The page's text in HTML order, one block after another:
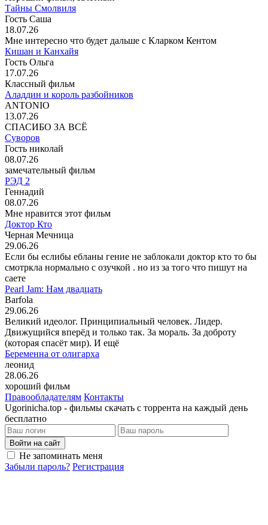
Тайны Смолвиля
Гость Саша
18.07.26
Мне интересно что будет дальше с Кларком Кентом
Кишан и Канхайя
Гость Ольга
17.07.26
Классный фильм
Аладдин и король разбойников
ANTONIO
13.07.26
СПАСИБО ЗА ВСЁ
Суворов
Гость николай
08.07.26
замечательный фильм
РЭД 2
Геннадий
08.07.26
Мне нравится этот фильм
Доктор Кто
Черная Мечница
29.06.26
Если бы еслибы ебланы гение не заблокали доктор кто то бы
смотркла нормально с озучкой . но из за того что пишут на
саете
Pearl Jam: Нам двадцать
Barfola
29.06.26
Великий идеолог. Принципиальный человек. Лидер.
Движущийся вперёд и только так. За мораль. За доброту
(которая спасёт мир). И ещё
Беременна от олигарха
леонид
28.06.26
хороший фильм
Правообладателям Контакты
Ugorinicha.top - фильмы скачать с торрента на каждый день
бесплатно
Войти на сайт
Не запоминать меня
Забыли пароль? Регистрация